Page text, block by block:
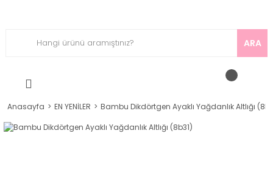
ARA
Anasayfa EN YENİLER Bambu Dikdörtgen Ayaklı Yağdanlık Altlığı